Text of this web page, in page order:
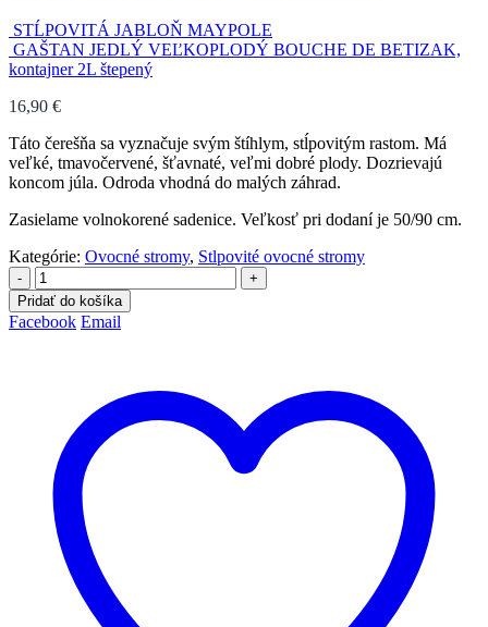
STĹPOVITÁ JABLOŇ MAYPOLE
GAŠTAN JEDLÝ VEĽKOPLODÝ BOUCHE DE BETIZAK,
kontajner 2L štepený
16,90 €
Táto čerešňa sa vyznačuje svým štíhlym, stĺpovitým rastom. Má
veľké, tmavočervené, šťavnaté, veľmi dobré plody. Dozrievajú
koncom júla. Odroda vhodná do malých záhrad.
Zasielame volnokorené sadenice. Veľkosť pri dodaní je 50/90 cm.
Kategórie: Ovocné stromy, Stlpovité ovocné stromy
-
+
Pridať do košíka
Facebook Email